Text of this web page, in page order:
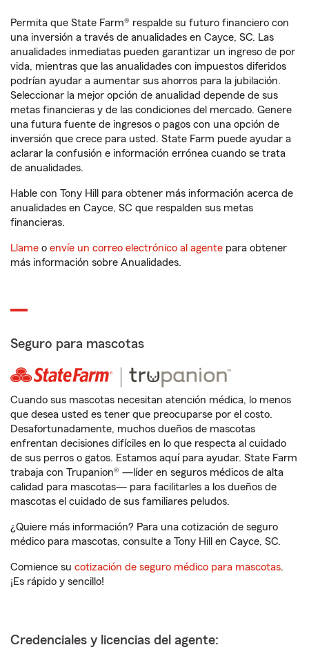
Permita que State Farm® respalde su futuro financiero con
una inversión a través de anualidades en Cayce, SC. Las
anualidades inmediatas pueden garantizar un ingreso de por
vida, mientras que las anualidades con impuestos diferidos
podrían ayudar a aumentar sus ahorros para la jubilación.
Seleccionar la mejor opción de anualidad depende de sus
metas financieras y de las condiciones del mercado. Genere
una futura fuente de ingresos o pagos con una opción de
inversión que crece para usted. State Farm puede ayudar a
aclarar la confusión e información errónea cuando se trata
de anualidades.
Hable con Tony Hill para obtener más información acerca de
anualidades en Cayce, SC que respalden sus metas
financieras.
Llame o envíe un correo electrónico al agente para obtener
más información sobre Anualidades.
Seguro para mascotas
Cuando sus mascotas necesitan atención médica, lo menos
que desea usted es tener que preocuparse por el costo.
Desafortunadamente, muchos dueños de mascotas
enfrentan decisiones difíciles en lo que respecta al cuidado
de sus perros o gatos. Estamos aquí para ayudar. State Farm
trabaja con Trupanion® —líder en seguros médicos de alta
calidad para mascotas— para facilitarles a los dueños de
mascotas el cuidado de sus familiares peludos.
¿Quiere más información? Para una cotización de seguro
médico para mascotas, consulte a Tony Hill en Cayce, SC.
Comience su cotización de seguro médico para mascotas.
¡Es rápido y sencillo!
Credenciales y licencias del agente: